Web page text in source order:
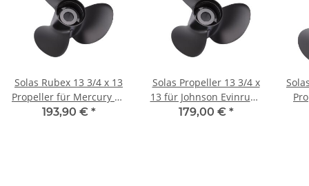
Solas Rubex 13 3/4 x 13
Propeller für Mercury 75
80 90 100 115 3-Blatt 15-
193,90 € *
Solas Propeller 13 3/4 x
13 für Johnson Evinrude
40-140PS 3-Blatt 13
179,00 € *